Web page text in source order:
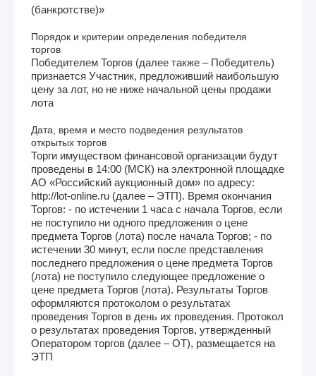
(банкротстве)»
Порядок и критерии определения победителя
торгов
Победителем Торгов (далее также – Победитель)
признается Участник, предложивший наибольшую
цену за лот, но не ниже начальной цены продажи
лота
Дата, время и место подведения результатов
открытых торгов
Торги имуществом финансовой организации будут
проведены в 14:00 (МСК) на электронной площадке
АО «Российский аукционный дом» по адресу:
http://lot-online.ru (далее – ЭТП). Время окончания
Торгов: - по истечении 1 часа с начала Торгов, если
не поступило ни одного предложения о цене
предмета Торгов (лота) после начала Торгов; - по
истечении 30 минут, если после представления
последнего предложения о цене предмета Торгов
(лота) не поступило следующее предложение о
цене предмета Торгов (лота). Результаты Торгов
оформляются протоколом о результатах
проведения Торгов в день их проведения. Протокол
о результатах проведения Торгов, утвержденный
Оператором торгов (далее – ОТ), размещается на
ЭТП